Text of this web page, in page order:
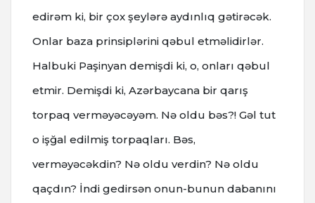
edirəm ki, bir çox şeylərə aydınlıq gətirəcək.
Onlar baza prinsiplərini qəbul etməlidirlər.
Halbuki Paşinyan demişdi ki, o, onları qəbul
etmir. Demişdi ki, Azərbaycana bir qarış
torpaq verməyəcəyəm. Nə oldu bəs?! Gəl tut
o işğal edilmiş torpaqları. Bəs,
verməyəcəkdin? Nə oldu verdin? Nə oldu
qaçdın? İndi gedirsən onun-bunun dabanını